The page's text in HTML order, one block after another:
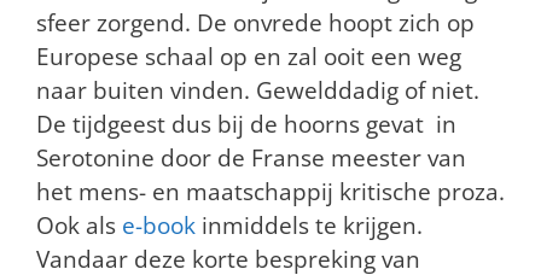
sfeer zorgend. De onvrede hoopt zich op
Europese schaal op en zal ooit een weg
naar buiten vinden. Gewelddadig of niet.
De tijdgeest dus bij de hoorns gevat in
Serotonine door de Franse meester van
het mens- en maatschappij kritische proza.
Ook als e-book inmiddels te krijgen.
Vandaar deze korte bespreking van